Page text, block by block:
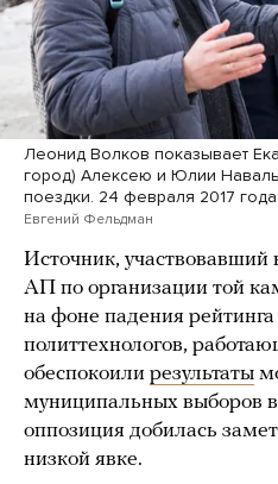
Леонид Волков показывает
город) Алексею и Юлии
поездки. 24 февраля 2017 года
Евгений Фельдман
Источник, участвовавший
АП по организации той
на фоне падения
политтехнологов,
обеспокоили результаты
муниципальных выборов
оппозиция добилась
низкой явке.